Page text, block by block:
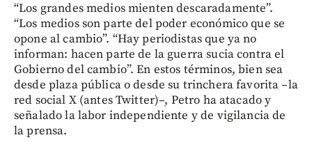
“Los grandes medios mienten descaradamente”.
“Los medios son parte del poder económico que se
opone al cambio”. “Hay periodistas que ya no
informan: hacen parte de la guerra sucia contra el
Gobierno del cambio”. En estos términos, bien sea
desde plaza pública o desde su trinchera favorita –la
red social X (antes Twitter)–, Petro ha atacado y
señalado la labor independiente y de vigilancia de
la prensa.